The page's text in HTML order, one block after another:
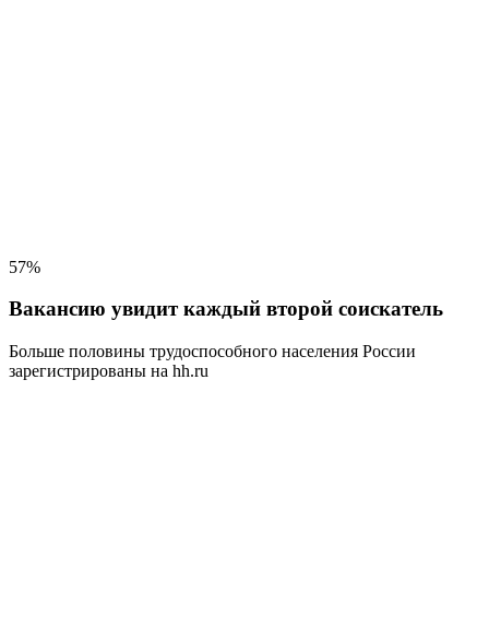
57%
Вакансию увидит каждый второй соискатель
Больше половины трудоспособного населения России
зарегистрированы на hh.ru